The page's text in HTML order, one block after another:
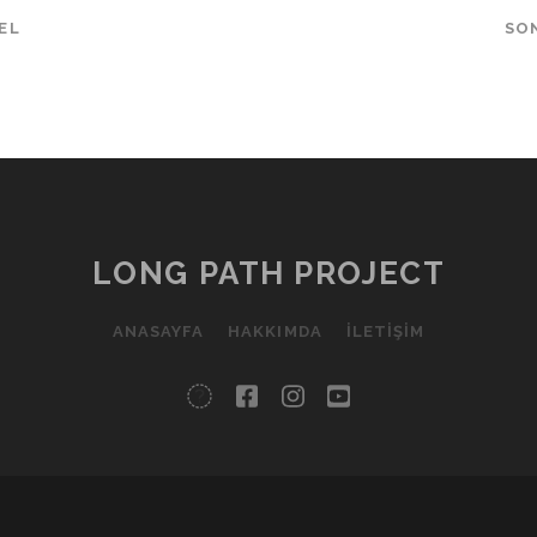
LONG PATH PROJECT
ANASAYFA HAKKIMDA İLETIŞIM
twitterfacebookinstagram
youtube